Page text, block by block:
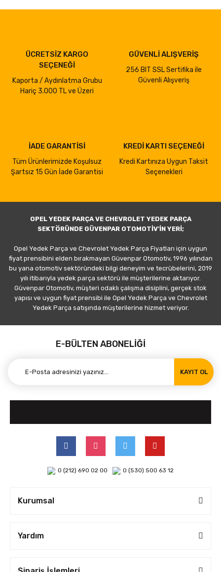
ÜCRETSİZ KARGO
SEÇENEĞİ
Kaporta / Aydınlatma Grubu
Hariç 3.000 TL ve Üzeri
GÜVENLİ ALIŞVERİŞ
256 BIT SSL Sertifika ile
Güvenli Alışveriş
İADE GARANTİSİ
Tüm Ürünlerimizde Koşulsuz
Şartsız 15 Gün İade Garantisi
KREDİ KARTI SEÇENEĞİ
Kredi Kartınıza Uygun Taksit
Seçenekleri
OPEL YEDEK PARÇA VE CHEVROLET YEDEK PARÇA
SEKTÖRÜNDE GÜVENPAR OTOMOTİV'İN YERİ;
Opel Yedek Parça ve Chevrolet Yedek Parça Fiyatları için uygun
fiyat prensibini elden bırakmayan Güvenpar Otomotiv, 1996 yılından
bu yana otomotiv sektöründeki bilgi deneyim ve tecrübelerini, 2019
yılı itibarıyla yedek parça sektörü ile müşterilerine aktarıyor.
Güvenpar Otomotiv, müşteri odaklı çalışma disiplini, gerçek stok
yapısı ve uygun fiyat prensibi ile Opel Yedek Parça ve Chevrolet
Yedek Parça satışında müşterilerine hizmet veriyor.
E-BÜLTEN ABONELİĞİ
KAYIT OL
0 (212) 690 02 00 0 (530) 500 63 12
Kurumsal
Yardım